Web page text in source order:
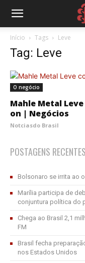
Início Tags Leve
Tag: Leve
O negócio
Mahle Metal
on | Negócios
Notciasdo Brasil
POSTAGENS RECENTES
Bolsonaro se irrita ao
Marília participa de
conjuntura política do
Chega ao Brasil 2,1
FM
Brasil fecha
nos Estados Unidos